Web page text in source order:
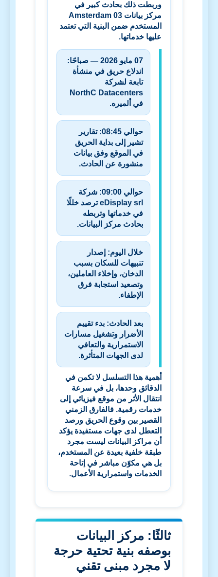
وربطت ذلك بحادث كبير في
مركز بيانات Amsterdam 03
المستخدم ضمن البنية التي تعتمد
عليها خدماتها.
07 مايو 2026 — صباحًا:
اندلاع حريق في منشأة
تابعة لشركة
NorthC Datacenters
في ألميره.
حوالي 08:45:
تقارير
تشير إلى بداية الحريق
في الموقع وفق بيانات
منشورة عن الحادث.
حوالي 09:00:
شركة
eDisplay srlترصد خللًا
في خدماتها وتربطه
بحادث مركز البيانات.
خلال اليوم: إصدار
تنبيهات للسكان بسبب
الدخان، وإخلاء العاملين،
وتصعيد استجابة فرق
الإطفاء.
بعد الحادث: بدء تقييم
الأضرار وتشغيل مسارات
الاستمرارية والتعافي
لدى الجهات المتأثرة.
أهمية هذا التسلسل لا تكمن في
الدقائق وحدها، بل في سرعة
انتقال الأثر من موقع فيزيائي إلى
خدمات رقمية. فالفارق الزمني
القصير بين وقوع الحريق ورصد
التعطل لدى جهات مستفيدة يؤكد
أن مراكز البيانات ليست مجرد
طبقة خلفية بعيدة عن المستخدم،
بل هي مكوّن مباشر في إتاحة
الخدمات واستمرارية الأعمال.
ثالثًا: مركز البيانات
بوصفه بنية تحتية حرجة
لا مجرد مبنى تقني